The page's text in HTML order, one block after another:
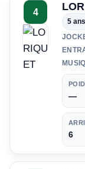
4
5 ans
—
6